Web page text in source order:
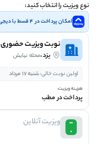
نوع ویزیت را انتخاب کنید:
امکان پرداخت در ۴ قسط با دیجی پی
نوبت ویزیت حضوری
یزد،محله نیایش
اولین نوبت خالی:شنبه 17 مرداد
هزینه ویزیت:
پرداخت در مطب
ویزیت آنلاین